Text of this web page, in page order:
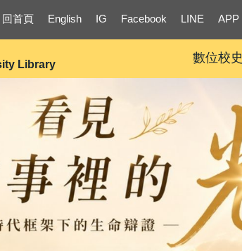
Library
回首頁 English IG Facebook LINE APP
數位校史